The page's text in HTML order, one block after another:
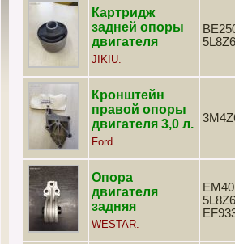
Картридж
задней опоры
двигателя
JIKIU.
Кронштейн
правой опоры
двигателя 3,0 л.
Ford.
Опора
двигателя
задняя
WESTAR.